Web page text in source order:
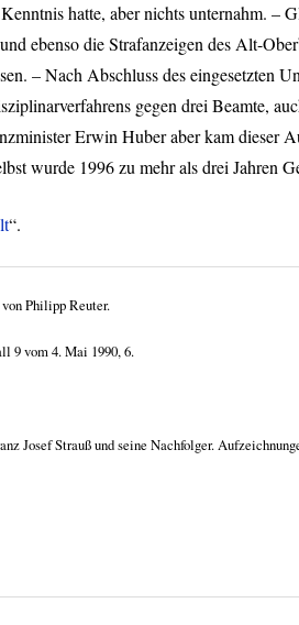
hatte, aber nichts unternahm. –
ebenso die Strafanzeigen des Alt-
– Nach Abschluss des eingesetzten
gegen drei Beamte,
Erwin Huber aber kam dieser
wurde 1996 zu mehr als drei Jahren
“.
Philipp Reuter.
9 vom 4. Mai 1990, 6.
Josef Strauß und seine Nachfolger.